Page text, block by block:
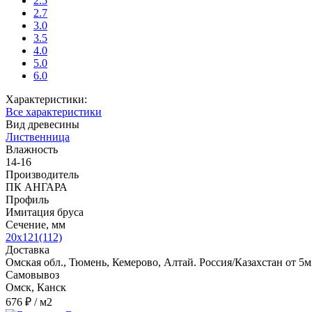
2.7
3.0
3.5
4.0
5.0
6.0
Характеристики:
Все характеристики
Вид древесины
Лиственница
Влажность
14-16
Производитель
ПК АНГАРА
Профиль
Имитация бруса
Сечение, мм
20х121(112)
Доставка
Омская обл., Тюмень, Кемерово, Алтай. Россия/Казахстан от
Самовывоз
Омск, Канск
676 ₽ / м2